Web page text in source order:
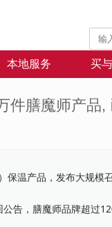
本地服务 买
件膳魔师产品,
温产品，发布大规模召
告，膳魔师品牌超过